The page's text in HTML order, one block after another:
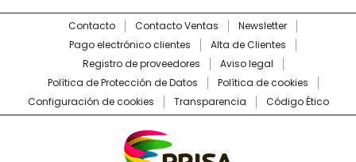
Contacto Contacto Ventas
Newsletter
Pago electrónico clientes
Alta de Clientes
Registro de proveedores
Aviso legal
Política de Protección de Datos
Política de cookies
Configuración de cookies
Transparencia Código Ético